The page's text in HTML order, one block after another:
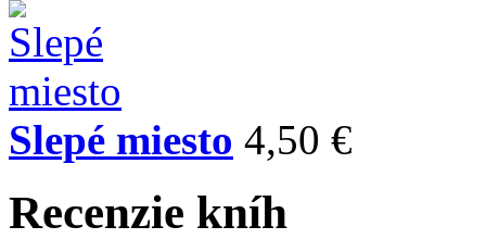
Slepé miesto 4,50 €
Recenzie kníh